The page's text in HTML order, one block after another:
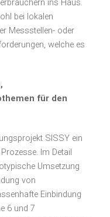
ins Haus.
bei lokalen
Messstellen- oder
welche es
für den
SISSY ein
Im Detail
Umsetzung
von
Einbindung
6 und 7